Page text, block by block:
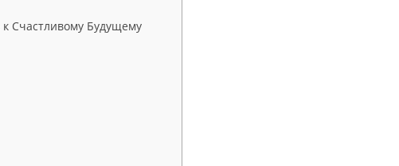
Счастливому Будущему